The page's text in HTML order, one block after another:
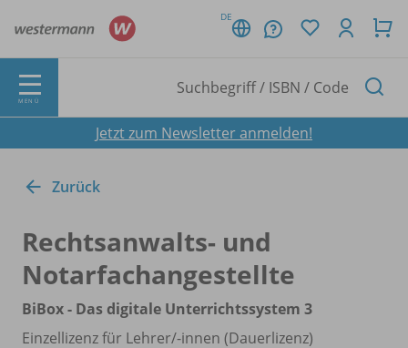
DE
MENÜ
Jetzt zum Newsletter anmelden!
Zurück
Rechtsanwalts- und
Notarfachangestellte
BiBox - Das digitale Unterrichtssystem 3
Einzellizenz für Lehrer/-innen (Dauerlizenz)